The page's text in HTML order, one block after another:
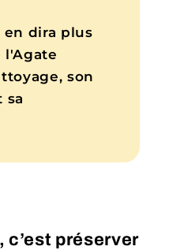
en dira plus
l'Agate
son
sa
préserver